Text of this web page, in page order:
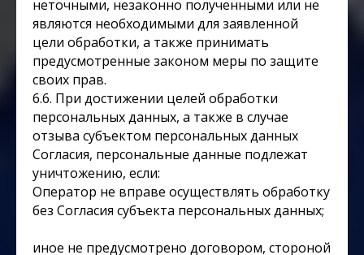
неточными, незаконно полученными или не
являются необходимыми для заявленной
цели обработки, а также принимать
предусмотренные законом меры по защите
своих прав.
6.6. При достижении целей обработки
персональных данных, а также в случае
отзыва субъектом персональных данных
Согласия, персональные данные подлежат
уничтожению, если:
Оператор не вправе осуществлять обработку
без Согласия субъекта персональных данных;
иное не предусмотрено договором, стороной